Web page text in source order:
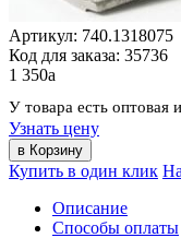
Артикул: 740.1318075
Код для заказа: 35736
1 350a
У товара есть оптовая
Узнать цену
Купить в один клик
Описание
Способы оплаты